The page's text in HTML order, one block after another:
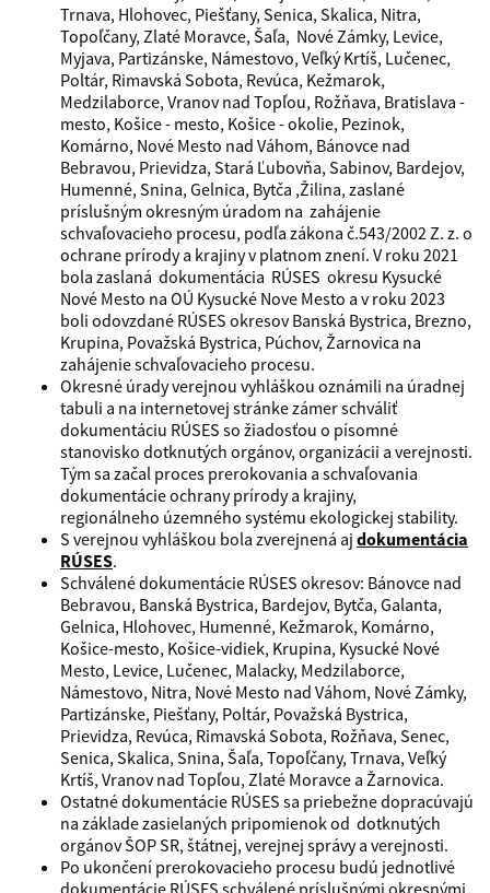
Trnava, Hlohovec, Piešťany, Senica, Skalica, Nitra,
Topoľčany, Zlaté Moravce, Šaľa, Nové Zámky, Levice,
Myjava, Partizánske, Námestovo, Veľký Krtíš, Lučenec,
Poltár, Rimavská Sobota, Revúca, Kežmarok,
Medzilaborce, Vranov nad Topľou, Rožňava, Bratislava -
mesto, Košice - mesto, Košice - okolie, Pezinok,
Komárno, Nové Mesto nad Váhom, Bánovce nad
Bebravou, Prievidza, Stará Ľubovňa, Sabinov, Bardejov,
Humenné, Snina, Gelnica, Bytča ,Žilina, zaslané
príslušným okresným úradom na zahájenie
schvaľovacieho procesu, podľa zákona č.543/2002 Z. z. o
ochrane prírody a krajiny v platnom znení. V roku 2021
bola zaslaná dokumentácia RÚSES okresu Kysucké
Nové Mesto na OÚ Kysucké Nove Mesto a v roku 2023
boli odovzdané RÚSES okresov Banská Bystrica, Brezno,
Krupina, Považská Bystrica, Púchov, Žarnovica na
zahájenie schvaľovacieho procesu.
Okresné úrady verejnou vyhláškou oznámili na úradnej
tabuli a na internetovej stránke zámer schváliť
dokumentáciu RÚSES so žiadosťou o písomné
stanovisko dotknutých orgánov, organizácii a verejnosti.
Tým sa začal proces prerokovania a schvaľovania
dokumentácie ochrany prírody a krajiny,
regionálneho územného systému ekologickej stability.
S verejnou vyhláškou bola zverejnená aj dokumentácia
RÚSES.
Schválené dokumentácie RÚSES okresov: Bánovce nad
Bebravou, Banská Bystrica, Bardejov, Bytča, Galanta,
Gelnica, Hlohovec, Humenné, Kežmarok, Komárno,
Košice-mesto, Košice-vidiek, Krupina, Kysucké Nové
Mesto, Levice, Lučenec, Malacky, Medzilaborce,
Námestovo, Nitra, Nové Mesto nad Váhom, Nové Zámky,
Partizánske, Piešťany, Poltár, Považská Bystrica,
Prievidza, Revúca, Rimavská Sobota, Rožňava, Senec,
Senica, Skalica, Snina, Šaľa, Topoľčany, Trnava, Veľký
Krtíš, Vranov nad Topľou, Zlaté Moravce a Žarnovica.
Ostatné dokumentácie RÚSES sa priebežne dopracúvajú
na základe zasielaných pripomienok od dotknutých
orgánov ŠOP SR, štátnej, verejnej správy a verejnosti.
Po ukončení prerokovacieho procesu budú jednotlivé
dokumentácie RÚSES schválené príslušnými okresnými